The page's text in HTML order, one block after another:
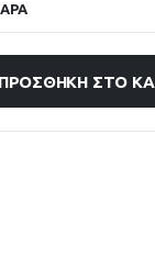
ΠΡΟΣΘΉΚΗ ΣΤΟ